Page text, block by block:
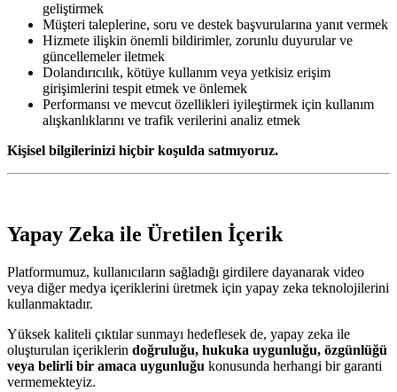
geliştirmek
Müşteri taleplerine, soru ve destek başvurularına yanıt vermek
Hizmete ilişkin önemli bildirimler, zorunlu duyurular ve
güncellemeler iletmek
Dolandırıcılık, kötüye kullanım veya yetkisiz erişim
girişimlerini tespit etmek ve önlemek
Performansı ve mevcut özellikleri iyileştirmek için kullanım
alışkanlıklarını ve trafik verilerini analiz etmek
Kişisel bilgilerinizi hiçbir koşulda satmıyoruz.
Yapay Zeka ile Üretilen İçerik
Platformumuz, kullanıcıların sağladığı girdilere dayanarak video
veya diğer medya içeriklerini üretmek için yapay zeka teknolojilerini
kullanmaktadır.
Yüksek kaliteli çıktılar sunmayı hedeflesek de, yapay zeka ile
oluşturulan içeriklerin doğruluğu, hukuka uygunluğu, özgünlüğü
veya belirli bir amaca uygunluğu konusunda herhangi bir garanti
vermemekteyiz.